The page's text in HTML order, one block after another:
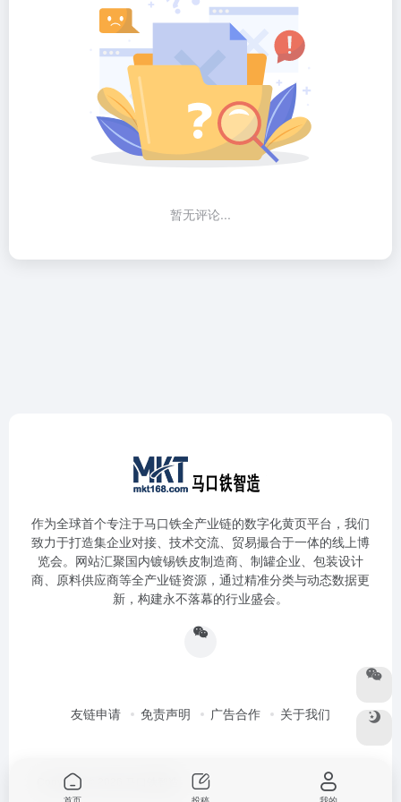
暂无评论...
作为全球首个专注于马口铁全产业链的数字化黄页平台，我们
致力于打造集企业对接、技术交流、贸易撮合于一体的线上博
览会。网站汇聚国内镀锡铁皮制造商、制罐企业、包装设计
商、原料供应商等全产业链资源，通过精准分类与动态数据更
新，构建永不落幕的行业盛会。
友链申请 免责声明 广告合作 关于我们
Copyright © 2026